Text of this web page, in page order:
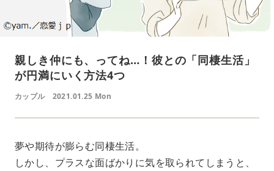
親しき仲にも、ってね…！彼との「同棲生活」
が円満にいく方法4つ
カップル 2021.01.25 Mon
夢や期待が膨らむ同棲生活。
しかし、プラスな面ばかりに気を取られてしまうと、